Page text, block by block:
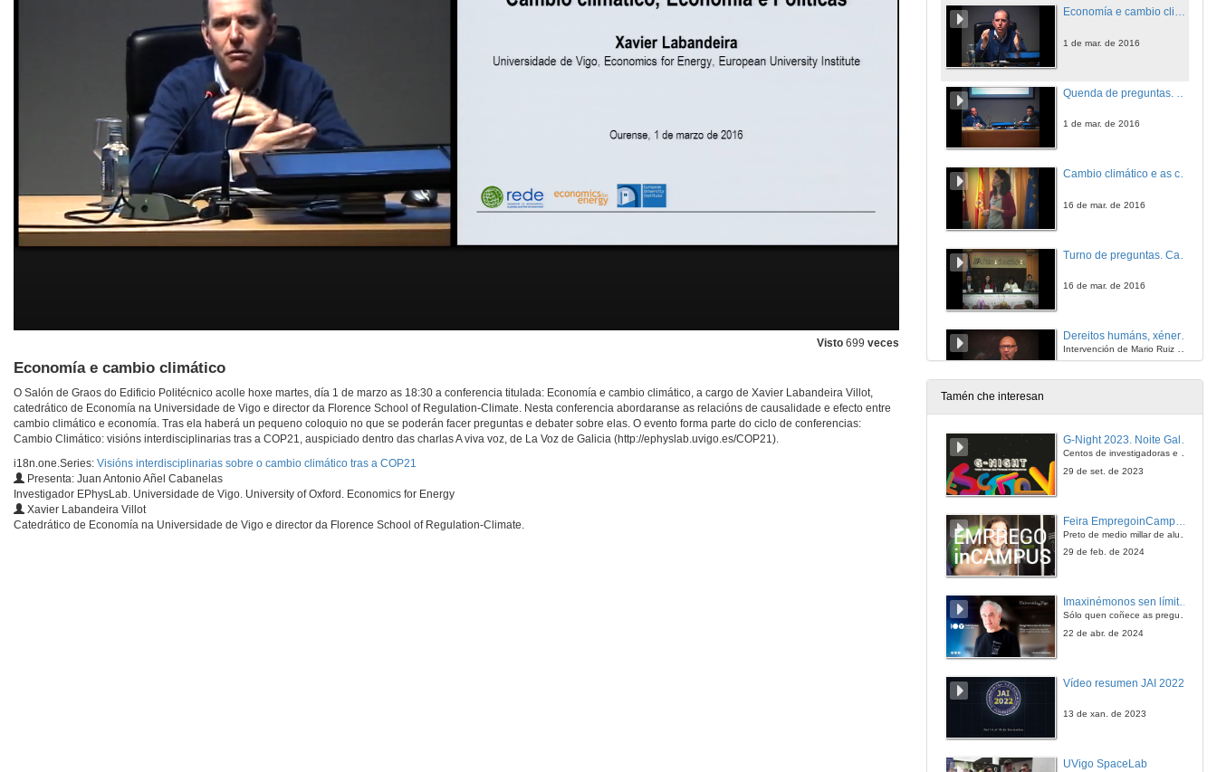
Visto 699 veces
Economía e cambio climático
O Salón de Graos do Edificio Politécnico acolle hoxe martes, día 1 de marzo as 18:30 a conferencia titulada: Economía e cambio climático, a cargo de Xavier Labandeira Villot,
catedrático de Economía na Universidade de Vigo e director da Florence School of Regulation-Climate. Nesta conferencia abordaranse as relacións de causalidade e efecto entre
cambio climático e economía. Tras ela haberá un pequeno coloquio no que se poderán facer preguntas e debater sobre elas. O evento forma parte do ciclo de conferencias:
Cambio Climático: visións interdisciplinarias tras a COP21, auspiciado dentro das charlas A viva voz, de La Voz de Galicia (http://ephyslab.uvigo.es/COP21).
i18n.one.Series: Visións interdisciplinarias sobre o cambio climático tras a COP21
Presenta: Juan Antonio Añel Cabanelas
Investigador EPhysLab. Universidade de Vigo. University of Oxford. Economics for Energy
Xavier Labandeira Villot
Catedrático de Economía na Universidade de Vigo e director da Florence School of Regulation-Climate.
Economía e cambio climático
1 de mar. de 2016
1 de mar. de 2016
Cambio climático e as cidades
16 de mar. de 2016
16 de mar. de 2016
Dereitos humáns, xénero e o cambio climático
Intervención de Mario Ruiz Sanz
Dereitos humáns, xénero e o cambio climático
30 de mar. de 2016
30 de mar. de 2016
13 de abr. de 2016
Tamén che interesan
G-Night 2023. Noite Galega das Persoas Investigadoras. Conciencias creativas
Centos de investigadoras e investigadores, decenas de actividades e sete cidades
29 de set. de 2023
Preto de medio millar de alumnas e alumnos buscan coñecer máis de preto as oportunidades que lles achegan as arredor de medio cento de empresas que participan na edición viguesa da feira. Xunto coa visita aos stands, durante a feria desenvólvense varias actividades complementarias, como obradoiros, conversas, mesas redondas ou o pasaporte de empregabilidade, un espazo no que poderán recibir asesoramento sobre o seu CV.
29 de feb. de 2024
Imaxinémonos sen límites. Cátedras Telefónica
Sólo quen coñece as preguntas pode imaxinar novas respostas
22 de abr. de 2024
Vídeo resumen JAI 2022
13 de xan. de 2023
UVigo SpaceLab